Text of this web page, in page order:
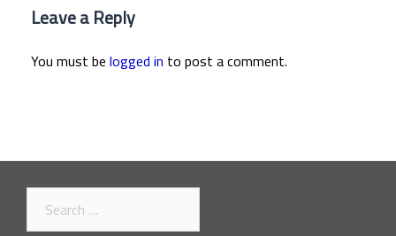
Leave a Reply
You must belogged in to post a comment.
Search
for: